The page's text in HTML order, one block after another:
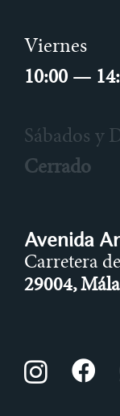
Viernes
10:00 —
Sábados y
Cerrado
Avenida
Carretera
29004,